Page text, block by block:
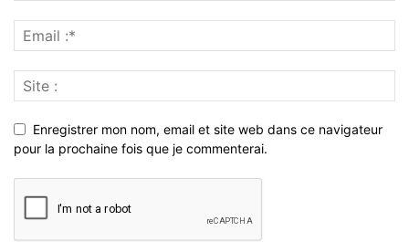
Enregistrer mon nom, email et site web dans ce navigateur
pour la prochaine fois que je commenterai.